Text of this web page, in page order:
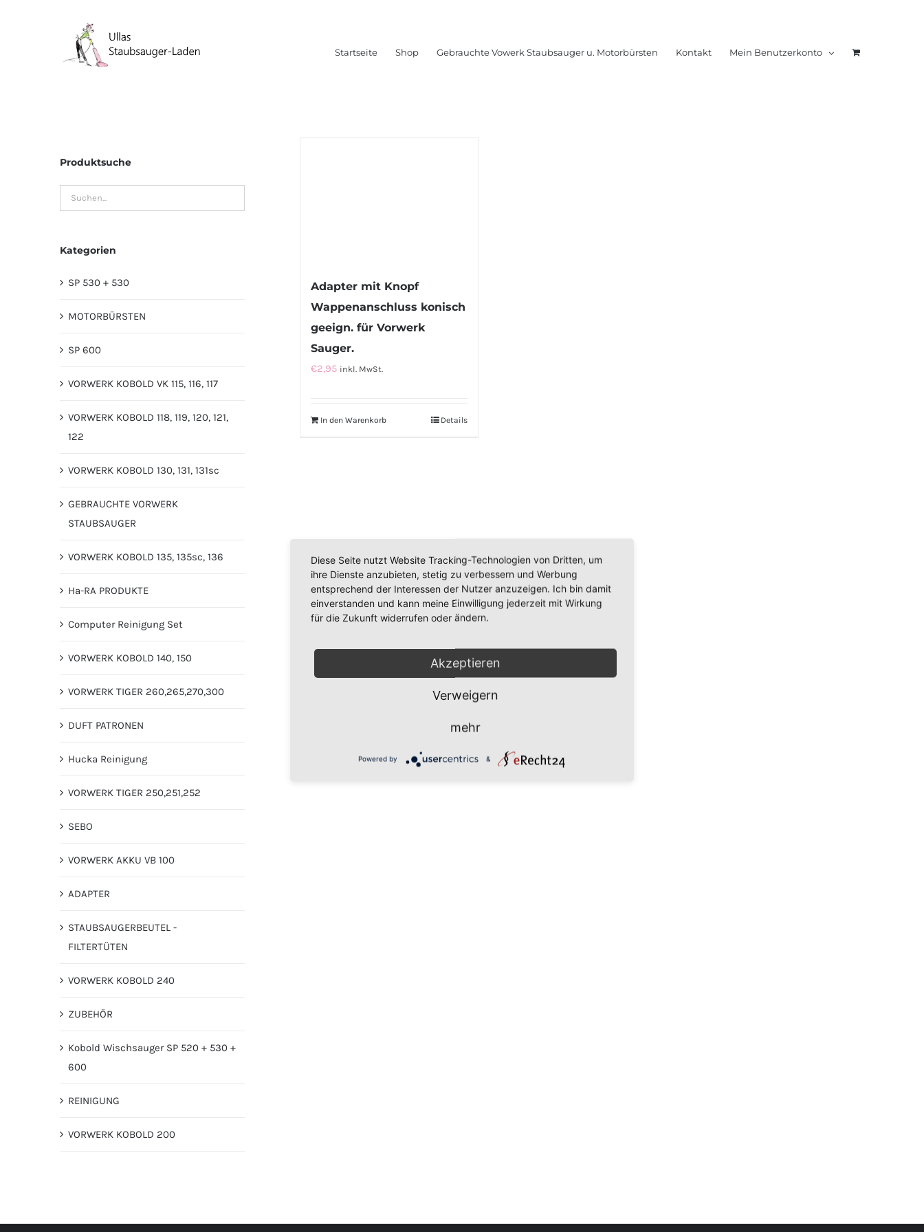
Startseite Shop Gebrauchte Vowerk Staubsauger u. Motorbürsten Kontakt Mein Benutzerkonto
Adapter mit Knopf
Wappenanschluss konisch
geeign. für Vorwerk
Sauger.
€2,95 inkl. MwSt.
In den Warenkorb Details
Produktsuche
Kategorien
SP 530 + 530
MOTORBÜRSTEN
SP 600
VORWERK KOBOLD VK 115, 116, 117
VORWERK KOBOLD 118, 119, 120, 121,
122
VORWERK KOBOLD 130, 131, 131sc
GEBRAUCHTE VORWERK
STAUBSAUGER
VORWERK KOBOLD 135, 135sc, 136
Ha-RA PRODUKTE
Computer Reinigung Set
VORWERK KOBOLD 140, 150
VORWERK TIGER 260,265,270,300
DUFT PATRONEN
Hucka Reinigung
VORWERK TIGER 250,251,252
SEBO
VORWERK AKKU VB 100
ADAPTER
STAUBSAUGERBEUTEL -
FILTERTÜTEN
VORWERK KOBOLD 240
ZUBEHÖR
Kobold Wischsauger SP 520 + 530 +
600
REINIGUNG
VORWERK KOBOLD 200
Diese Seite nutzt Website Tracking-Technologien von Dritten, um
ihre Dienste anzubieten, stetig zu verbessern und Werbung
entsprechend der Interessen der Nutzer anzuzeigen. Ich bin damit
einverstanden und kann meine Einwilligung jederzeit mit Wirkung
für die Zukunft widerrufen oder ändern.
Akzeptieren
Verweigern
mehr
Powered by &